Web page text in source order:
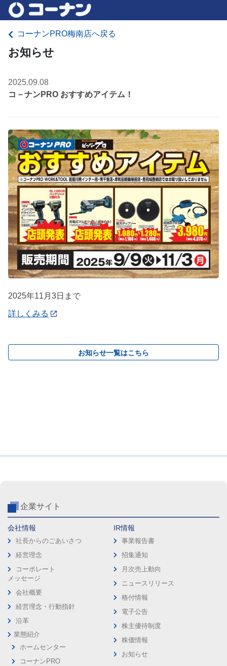
コーナンPRO梅南店へ戻る
お知らせ
2025.09.08
コ－ナンPRO おすすめアイテム！
2025年11月3日まで
詳しくみる
お知らせ一覧はこちら
企業サイト
会社情報
社長からのごあいさつ
経営理念
コーポレート
メッセージ
会社概要
経営理念・行動指針
沿革
業態紹介
ホームセンター
コーナンPRO
IR情報
事業報告書
招集通知
月次売上動向
ニュースリリース
格付情報
電子公告
株主優待制度
株価情報
お知らせ